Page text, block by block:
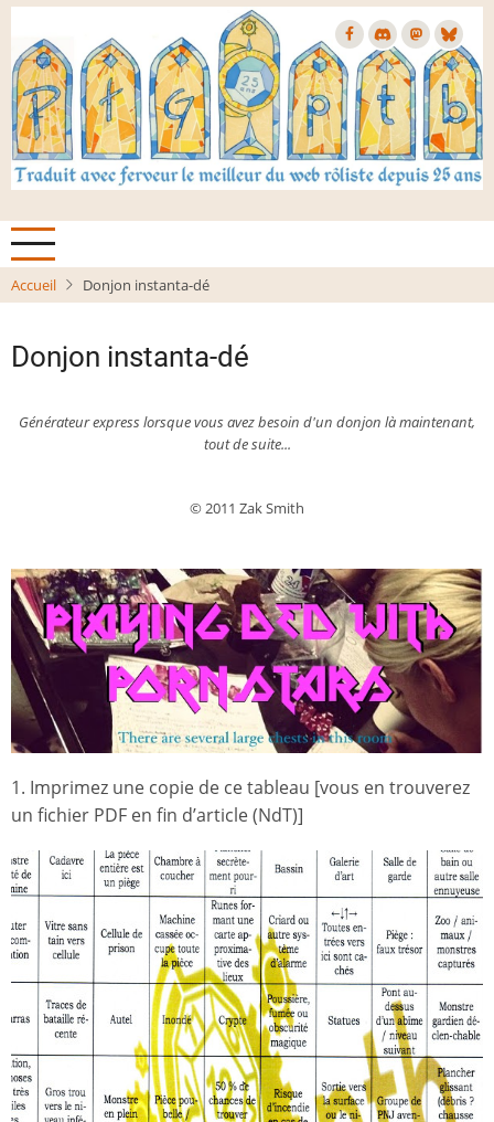
Aller
contenu
principal
Accueil Donjon instanta-dé
Donjon instanta-dé
Générateur express lorsque vous avez besoin d'un donjon là maintenant,
tout de suite...
© 2011 Zak Smith
1. Imprimez une copie de ce tableau [vous en trouverez
un fichier PDF en fin d’article (NdT)]